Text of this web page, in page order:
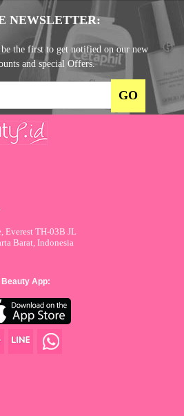
NEWSLETTER:
the first to get notified on our new
and special Offers.
Everest TH-03B JL
Barat, Indonesia
App: